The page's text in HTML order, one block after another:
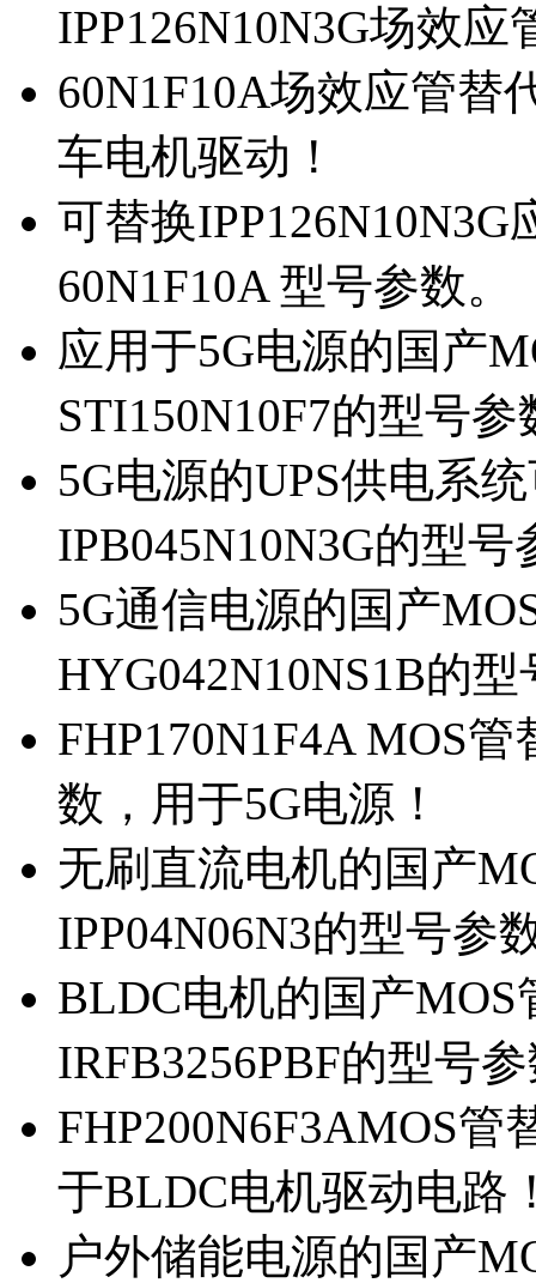
IPP126N10N3G场效应
60N1F10A场效应管替
车电机驱动！
可替换
60N1F10A 型号参数。
应用于5G电源的国产
STI150N10F7的型号参
5G电源的UPS供电系
IPB045N10N3G的型号
5G通信电源的国产
HYG042N10NS1B的
FHP170N1F4A MOS
数，用于5G电源！
无刷直流电机的国产
IPP04N06N3的型号参
BLDC电机的国产MOS
IRFB3256PBF的型号
FHP200N6F3AMOS管
于BLDC电机驱动电路
户外储能电源的国产